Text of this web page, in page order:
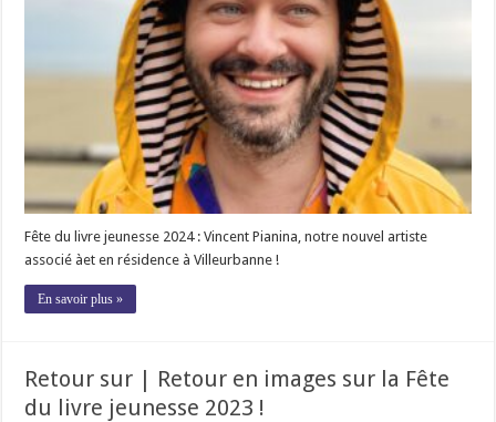
Fête du livre jeunesse 2024 : Vincent Pianina, notre nouvel artiste
associé àet en résidence à Villeurbanne !
En savoir plus »
Retour sur | Retour en images sur la Fête
du livre jeunesse 2023 !